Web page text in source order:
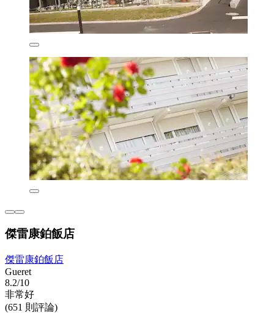
傑雷康鉑飯店
傑雷康鉑飯店
Gueret
8.2/10
非常好
(651 則評論)